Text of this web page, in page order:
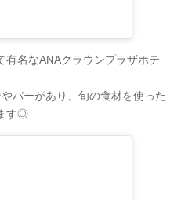
有名なANAクラウンプラザホテ
バーがあり、旬の食材を使った
す◎